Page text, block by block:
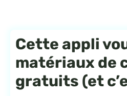
Cette appli
matériaux de
gratuits (et